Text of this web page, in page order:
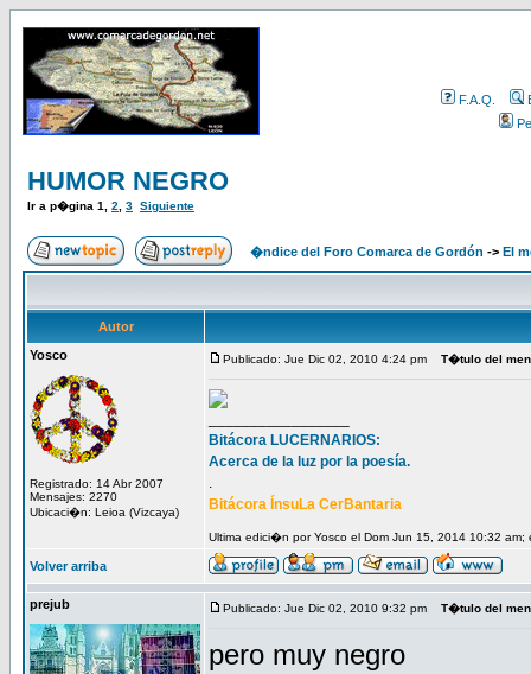
F.A.Q.
HUMOR NEGRO
Ir a p�gina 1 2 3 Siguiente
�ndice del Foro Comarca de Gordón -> El
Autor
Yosco
Registrado: 14 Abr 2007
Mensajes: 2270
Ubicaci�n: Leioa (Vizcaya)
Publicado: Jue Dic 02, 2010 4:24 pm T�tulo del
Bitácora LUCERNARIOS:
Acerca de la luz por la poesía.
.
Bitácora ÍnsuLa CerBantaria
Ultima edici�n por Yosco el Dom Jun 15, 2014 10:32 am;
Volver arriba
prejub Publicado: Jue Dic 02, 2010 9:32 pm T�tulo del
pero muy negro